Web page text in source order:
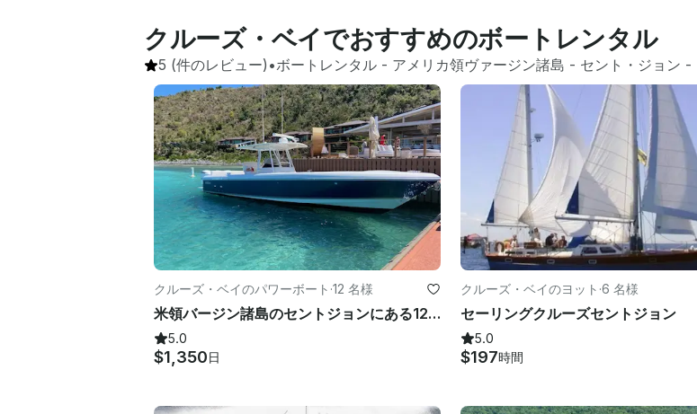
クルーズ・ベイでおすすめのボートレンタル
5 (件のレビュー) •ボートレンタル - アメリカ領ヴァージン諸島 - セント・ジョン -
クルーズ・ベイのパワーボート ·12 名様
米領バージン諸島のセントジョンにある12人用37フィートイントレピッドセンターコンソール
5.0
$1,350日
クルーズ・ベイのヨット ·6 名様
セーリングクルーズセントジョン
5.0
$197時間